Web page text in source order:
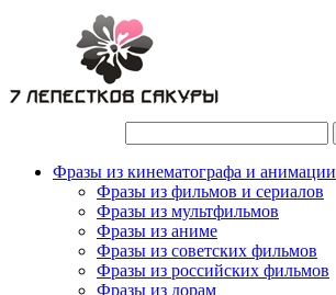
Фразы из кинематографа и анимации
Фразы из фильмов и сериалов
Фразы из мультфильмов
Фразы из аниме
Фразы из советских фильмов
Фразы из российских фильмов
Фразы из дорам